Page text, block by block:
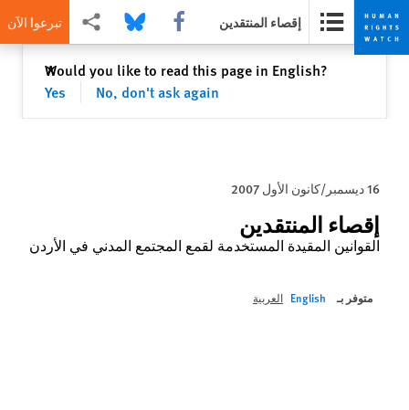
Skip
privacy
Skip
content
إقصاء المنتقدين Share this via Facebook
Share this via Bluesky
Share this via مشاركةتبرعوا الآن
Would you like to read this page in English?
Yes
No, don't ask again
✕إغلاق
16 ديسمبر/كانون الأول 2007
إقصاء المنتقدين
القوانين المقيدة المستخدمة لقمع المجتمع المدني في الأردن
متوفر بـ English العربية